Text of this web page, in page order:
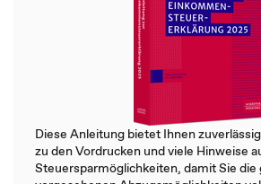
Diese Anleitung bietet Ihnen
zu den Vordrucken und viele Hinweise
Steuersparmöglichkeiten, damit Sie die